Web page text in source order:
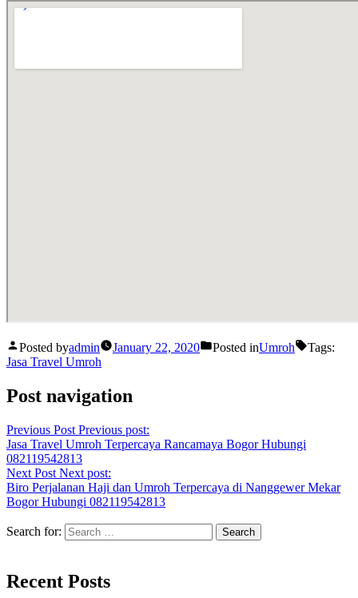
Posted byadmin January 22, 2020 Posted inUmroh
Tags:
Jasa Travel Umroh
Post navigation
Previous Post Previous post:
Jasa Travel Umroh Terpercaya Rancamaya Bogor Hubungi
082119542813
Next Post Next post:
Biro Perjalanan Haji dan Umroh Terpercaya di Nanggewer Mekar
Bogor Hubungi 082119542813
Search for:
Recent Posts